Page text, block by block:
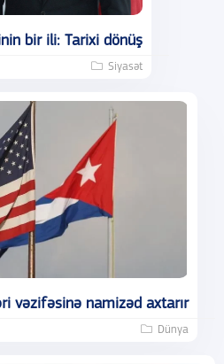
bir ili: Tarixi dönüş
Siyasət
vəzifəsinə namizəd axtarır
Dünya